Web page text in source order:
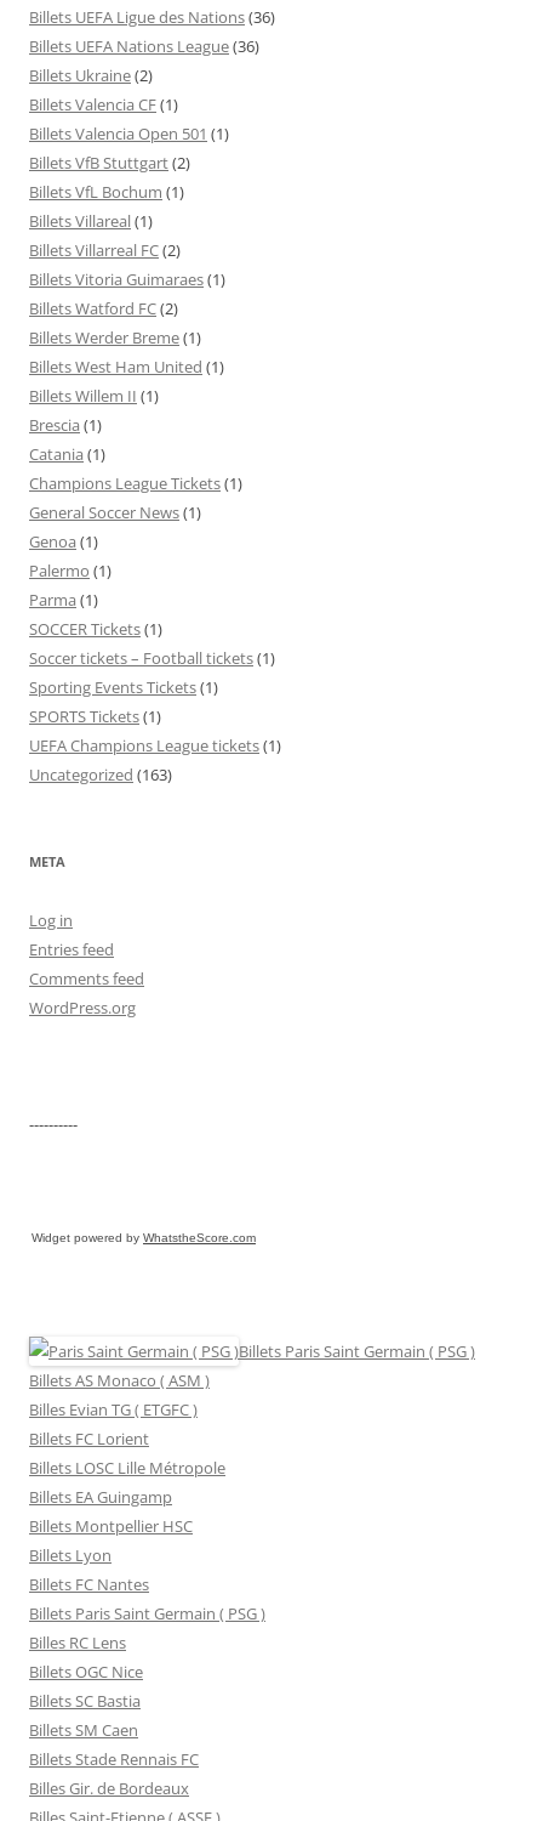
Billets UEFA Ligue des Nations(36)
Billets UEFA Nations League(36)
Billets Ukraine(2)
Billets Valencia CF(1)
Billets Valencia Open 501 (1)
Billets VfB Stuttgart(2)
Billets VfL Bochum (1)
Billets Villareal(1)
Billets Villarreal FC(2)
Billets Vitoria Guimaraes(1)
Billets Watford FC(2)
Billets Werder Breme(1)
Billets West Ham United (1)
Billets Willem II (1)
Brescia (1)
Catania (1)
Champions League Tickets(1)
General Soccer News(1)
Genoa (1)
Palermo (1)
Parma (1)
SOCCER Tickets(1)
Soccer tickets – Football tickets(1)
Sporting Events Tickets(1)
SPORTS Tickets(1)
UEFA Champions League tickets(1)
Uncategorized (163)
META
Log in
Entries feed
Comments feed
WordPress.org
----------
Widget powered by WhatstheScore.com
Billets Paris Saint Germain ( PSG )
Billets AS Monaco ( ASM )
Billes Evian TG ( ETGFC )
Billets FC Lorient
Billets LOSC Lille Métropole
Billets EA Guingamp
Billets Montpellier HSC
Billets Lyon
Billets FC Nantes
Billets Paris Saint Germain ( PSG )
Billes RC Lens
Billets OGC Nice
Billets SC Bastia
Billets SM Caen
Billets Stade Rennais FC
Billes Gir. de Bordeaux